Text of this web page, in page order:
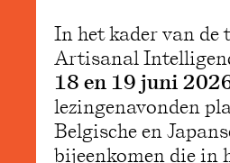
In het kader van
Artisanal
18 en 19 juni
lezingenavonden
Belgische en
bijeenkomen die in